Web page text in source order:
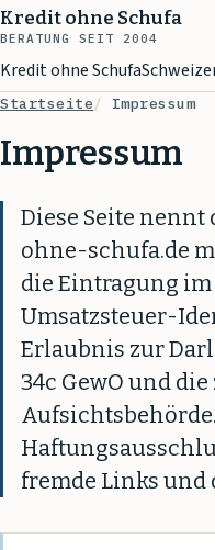
Kredit ohne Schufa
BERATUNG SEIT 2004
Kredit ohne Schufa
Startseite Impressum
Impressum
Diese Seite
ohne-schufa.de
die Eintragung
Umsatzsteuer-
Erlaubnis zur
34c GewO und
fremde Links und